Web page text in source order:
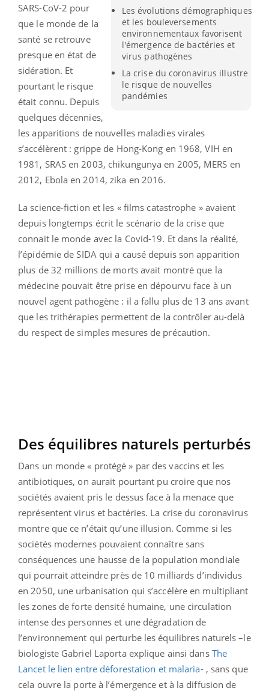
Les évolutions démographiques
et les bouleversements
environnementaux favorisent
l'émergence de bactéries et
virus pathogènes
La crise du coronavirus illustre
le risque de nouvelles
pandémies
SARS-CoV-2 pour
que le monde de la
santé se retrouve
presque en état de
sidération. Et
pourtant le risque
était connu. Depuis
quelques décennies,
les apparitions de nouvelles maladies virales
s’accélèrent : grippe de Hong-Kong en 1968, VIH en
1981, SRAS en 2003, chikungunya en 2005, MERS en
2012, Ebola en 2014, zika en 2016.
La science-fiction et les « films catastrophe » avaient
depuis longtemps écrit le scénario de la crise que
connait le monde avec la Covid-19. Et dans la réalité,
l’épidémie de SIDA qui a causé depuis son apparition
plus de 32 millions de morts avait montré que la
médecine pouvait être prise en dépourvu face à un
nouvel agent pathogène : il a fallu plus de 13 ans avant
que les trithérapies permettent de la contrôler au-delà
du respect de simples mesures de précaution.
Des équilibres naturels perturbés
Dans un monde « protégé » par des vaccins et les
antibiotiques, on aurait pourtant pu croire que nos
sociétés avaient pris le dessus face à la menace que
représentent virus et bactéries. La crise du coronavirus
montre que ce n’était qu’une illusion. Comme si les
sociétés modernes pouvaient connaître sans
conséquences une hausse de la population mondiale
qui pourrait atteindre près de 10 milliards d’individus
en 2050, une urbanisation qui s’accélère en multipliant
les zones de forte densité humaine, une circulation
intense des personnes et une dégradation de
l’environnement qui perturbe les équilibres naturels –le
biologiste Gabriel Laporta explique ainsi dans The
Lancet le lien entre déforestation et malaria- , sans que
cela ouvre la porte à l’émergence et à la diffusion de